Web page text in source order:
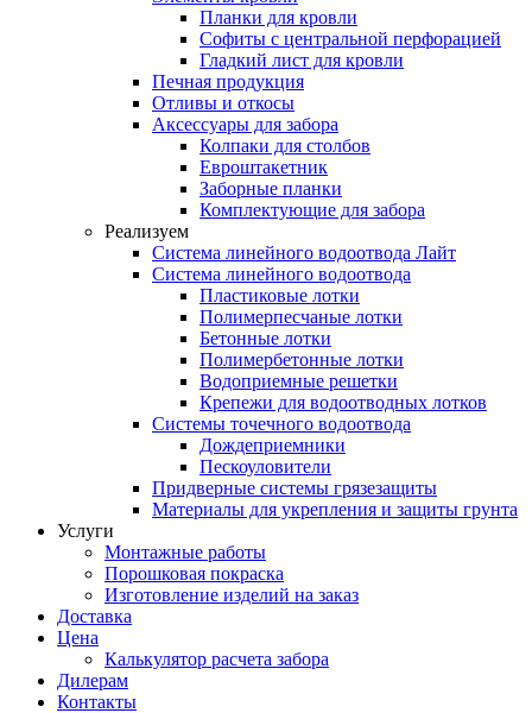
Планки для кровли
Софиты с центральной перфорацией
Гладкий лист для кровли
Печная продукция
Отливы и откосы
Аксессуары для забора
Колпаки для столбов
Евроштакетник
Заборные планки
Комплектующие для забора
Реализуем
Система линейного водоотвода Лайт
Система линейного водоотвода
Пластиковые лотки
Полимерпесчаные лотки
Бетонные лотки
Полимербетонные лотки
Водоприемные решетки
Крепежи для водоотводных лотков
Системы точечного водоотвода
Дождеприемники
Пескоуловители
Придверные системы грязезащиты
Материалы для укрепления и защиты грунта
Услуги
Монтажные работы
Порошковая покраска
Изготовление изделий на заказ
Доставка
Цена
Калькулятор расчета забора
Дилерам
Контакты